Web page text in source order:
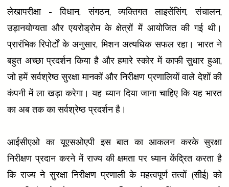
लेखापरीक्षा - विधान, संगठन, व्यक्तिगत लाइसेंसिंग, संचालन,
उड़ानयोग्यता और एयरोड्रोम के क्षेत्रों में आयोजित की गई थी।
प्रारंभिक रिपोर्टों के अनुसार, मिशन अत्यधिक सफल रहा। भारत ने
बहुत अच्छा प्रदर्शन किया है और हमारे स्कोर में काफी सुधार हुआ,
जो हमें सर्वश्रेष्ठ सुरक्षा मानकों और निरीक्षण प्रणालियों वाले देशों की
कंपनी में ला खड़ा करेगा। यह ध्यान दिया जाना चाहिए कि यह भारत
का अब तक का सर्वश्रेष्ठ प्रदर्शन है।
आईसीएओ का यूएसओएपी इस बात का आकलन करके सुरक्षा
निरीक्षण प्रदान करने में राज्य की क्षमता पर ध्यान केंद्रित करता है
कि राज्य ने सुरक्षा निरीक्षण प्रणाली के महत्वपूर्ण तत्वों (सीई) को